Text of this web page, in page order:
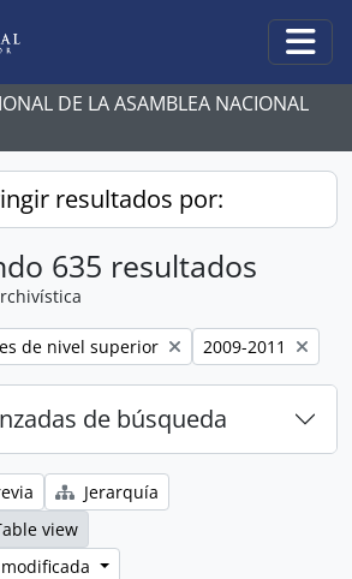
DE LA ASAMBLEA NACIONAL
resultados por:
635 resultados
de nivel superior Remove filter:
2009-2011
de búsqueda
Jerarquía
view